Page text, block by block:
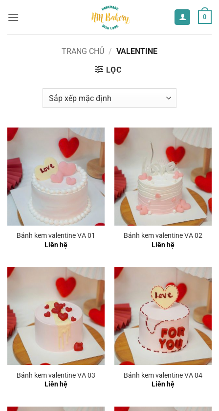
qua
0
TRANG CHỦ / VALENTINE
LỌC
Bánh kem valentine VA 01
Liên hệ
Bánh kem valentine VA 02
Liên hệ
Bánh kem valentine VA 03
Liên hệ
Bánh kem valentine VA 04
Liên hệ